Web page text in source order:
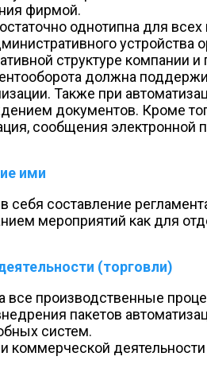
фирмой.
однотипна для
структуре компании
должна
Также при
документов. Кроме
сообщения
ими
себя составление
мероприятий как для
(торговли)
все производственные
пакетов
систем.
коммерческой